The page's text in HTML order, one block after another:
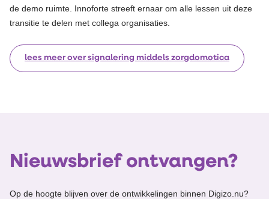
de demo ruimte. Innoforte streeft ernaar om alle lessen uit deze
transitie te delen met collega organisaties.
lees meer over signalering middels zorgdomotica
Nieuwsbrief ontvangen?
Op de hoogte blijven over de ontwikkelingen binnen Digizo.nu?